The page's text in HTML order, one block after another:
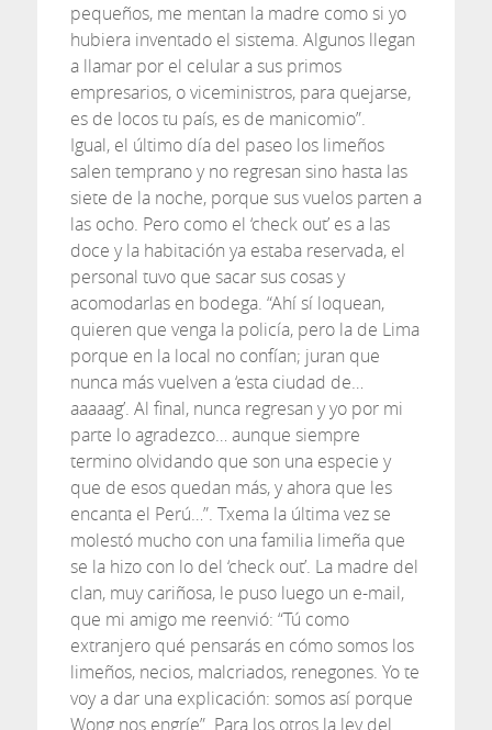
pequeños, me mentan la madre como si yo
hubiera inventado el sistema. Algunos llegan
a llamar por el celular a sus primos
empresarios, o viceministros, para quejarse,
es de locos tu país, es de manicomio”.
Igual, el último día del paseo los limeños
salen temprano y no regresan sino hasta las
siete de la noche, porque sus vuelos parten a
las ocho. Pero como el ‘check out’ es a las
doce y la habitación ya estaba reservada, el
personal tuvo que sacar sus cosas y
acomodarlas en bodega. “Ahí sí loquean,
quieren que venga la policía, pero la de Lima
porque en la local no confían; juran que
nunca más vuelven a ‘esta ciudad de…
aaaaag’. Al final, nunca regresan y yo por mi
parte lo agradezco… aunque siempre
termino olvidando que son una especie y
que de esos quedan más, y ahora que les
encanta el Perú…”. Txema la última vez se
molestó mucho con una familia limeña que
se la hizo con lo del ‘check out’. La madre del
clan, muy cariñosa, le puso luego un e-mail,
que mi amigo me reenvió: “Tú como
extranjero qué pensarás en cómo somos los
limeños, necios, malcriados, renegones. Yo te
voy a dar una explicación: somos así porque
Wong nos engríe”. Para los otros la ley del